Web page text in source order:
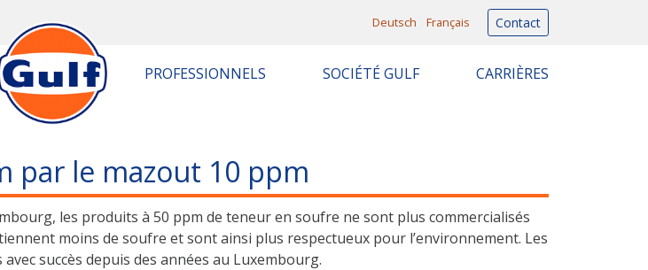
Deutsch Français Contact
PROFESSIONNELS SOCIÉTÉ GULF CARRIÈRES
par le mazout 10 ppm
les produits à 50 ppm de teneur en soufre ne sont plus commercialisés
moins de soufre et sont ainsi plus respectueux pour l’environnement. Les
succès depuis des années au Luxembourg.